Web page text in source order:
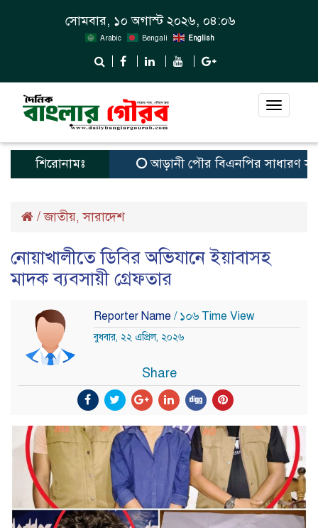
সোমবার, ১০ অগাস্ট ২০২৬, ০৪:০৬
Arabic Bengali English
Toggle
শিরোনামঃ আড়ানী পৌর বিএনপির সাধারণ
/জাতীয়,সারাদেশ
নোয়াখালীতে ডিবির অভিযানে ইয়াবাসহ
মাদক ব্যবসায়ী গ্রেফতার
Reporter Name / ১০৬ Time View
বুধবার, ২২ এপ্রিল, ২০২৬
Share